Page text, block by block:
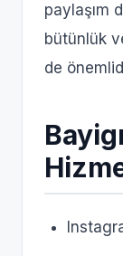
paylaşım
bütünlük
de